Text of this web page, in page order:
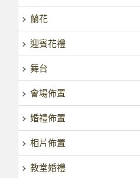
蘭花
迎賓花禮
舞台
會場佈置
婚禮佈置
相片佈置
教堂婚禮